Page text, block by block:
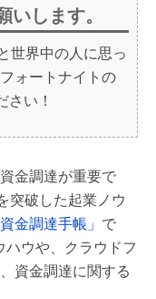
いします。
世界中の人に思っ
ォートナイトの
さい！
金調達が重要で
突破した起業ノウ
資金調達手帳」 で
ウや、クラウドフ
資金調達に関する